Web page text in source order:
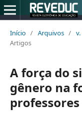
Início / Arquivos /
Artigos
A força do
gênero na